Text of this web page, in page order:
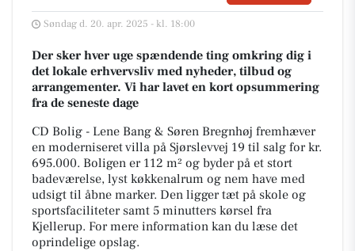
Søndag d. 20. apr. 2025 - kl. 18:00
Der sker hver uge spændende ting omkring dig i
det lokale erhvervsliv med nyheder, tilbud og
arrangementer. Vi har lavet en kort opsummering
fra de seneste dage
CD Bolig - Lene Bang & Søren Bregnhøj fremhæver
en moderniseret villa på Sjørslevvej 19 til salg for kr.
695.000. Boligen er 112 m² og byder på et stort
badeværelse, lyst køkkenalrum og nem have med
udsigt til åbne marker. Den ligger tæt på skole og
sportsfaciliteter samt 5 minutters kørsel fra
Kjellerup. For mere information kan du læse det
oprindelige opslag.